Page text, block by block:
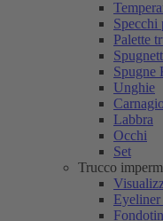
Specchi
Palette
Spugne
Unghie
Labbra
Occhi
Set
Trucco